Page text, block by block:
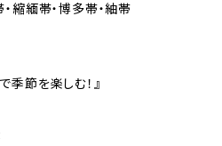
縮緬帯・博多帯・紬帯
季節を楽しむ！』